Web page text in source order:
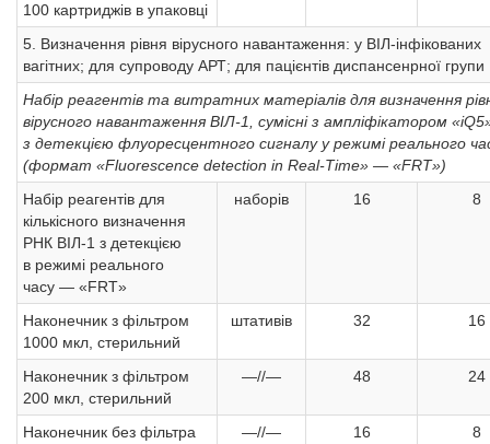
100 картриджів в упаковці
5. Визначення рівня вірусного навантаження: у ВІЛ-інфікованих
вагітних; для супроводу АРТ; для пацієнтів диспансенрної групи
Набір реагентів та витратних матеріалів для визначення
вірусного навантаження ВІЛ-1, сумісні з ампліфікатором
з детекцією флуоресцентного сигналу у режимі реального
(формат «Fluorescence detection in Real-Time» — «FRT»)
Набір реагентів для
кількісного визначення
РНК ВІЛ-1 з детекцією
в режимі реального
часу — «FRT»
наборів 16 8
Наконечник з фільтром
1000 мкл, стерильний
штативів 32 16
Наконечник з фільтром
200 мкл, стерильний
—//— 48 24
Наконечник без фільтра
—//— 16 8